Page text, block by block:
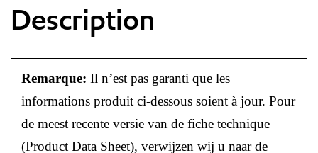
Description
Remarque: Il n’est pas garanti que les
informations produit ci-dessous soient à jour. Pour
de meest recente versie van de fiche technique
(Product Data Sheet), verwijzen wij u naar de